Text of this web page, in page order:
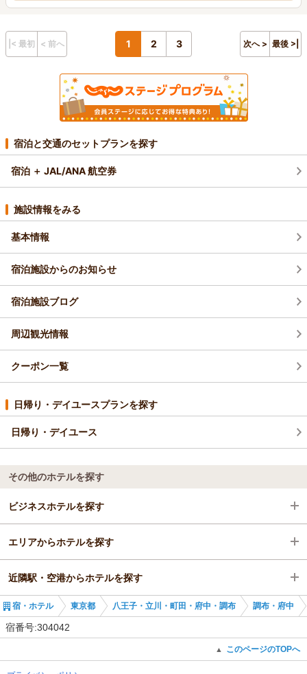
|< 最初 < 前へ 1 2 3 次へ > 最後 >|
宿泊と交通のセットプランを探す
宿泊 ＋ JAL/ANA 航空券
施設情報をみる
基本情報
宿泊施設からのお知らせ
宿泊施設ブログ
周辺観光情報
クーポン一覧
日帰り・デイユースプランを探す
日帰り・デイユース
その他のホテルを探す
ビジネスホテルを探す
東京都
八王子・立川・町田・府中・調布
調布・府中
エリアからホテルを探す
東京都
八王子・立川・町田・府中・調布
近隣駅・空港からホテルを探す
府中駅
宿・ホテル 東京都 八王子・立川・町田・府中・調布 調布・府中
宿番号:304042
▲ このページのTOPへ